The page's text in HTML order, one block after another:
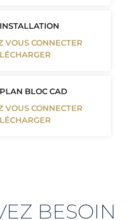
VOUS CONNECTER
BLOC CAD
VOUS CONNECTER
BESOIN